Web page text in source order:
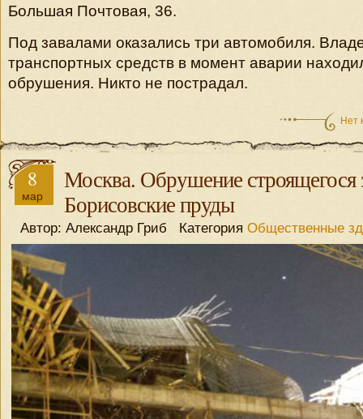
Большая Почтовая, 36.
Под завалами оказались три автомобиля.
транспортных средств в момент аварии
обрушения. Никто не пострадал.
Нет
8
мар
Москва. Обрушение строящегося
Борисовские пруды
Автор: Александр Гриб Категория Общественные